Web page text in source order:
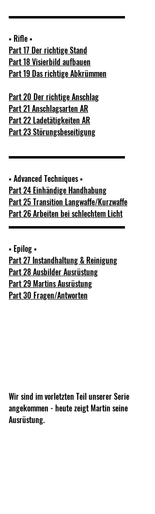
▬▬▬▬▬▬▬▬▬▬▬▬▬▬▬
▪ Rifle ▪
Part 17 Der richtige Stand
Part 18 Visierbild aufbauen
Part 19 Das richtige Abkrümmen
Part 20 Der richtige Anschlag
Part 21 Anschlagsarten AR
Part 22 Ladetätigkeiten AR
Part 23 Störungsbeseitigung
▬▬▬▬▬▬▬▬▬▬▬▬▬▬▬
▪ Advanced Techniques ▪
Part 24 Einhändige Handhabung
Part 25 Transition Langwaffe/Kurzwaffe
Part 26 Arbeiten bei schlechtem Licht
▬▬▬▬▬▬▬▬▬▬▬▬▬▬▬
▪ Epilog ▪
Part 27 Instandhaltung & Reinigung
Part 28 Ausbilder Ausrüstung
Part 29 Martins Ausrüstung
Part 30 Fragen/Antworten
Wir sind im vorletzten Teil unserer Serie
angekommen - heute zeigt Martin seine
Ausrüstung.